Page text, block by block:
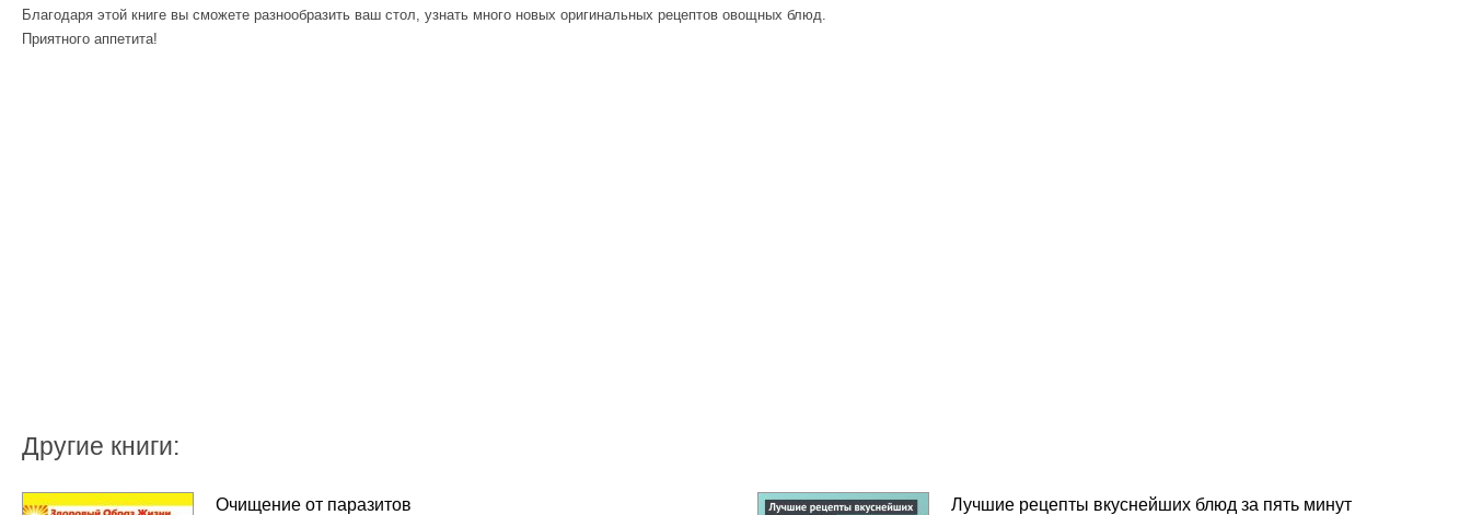
Благодаря этой книге вы сможете разнообразить ваш стол, узнать много новых оригинальных рецептов овощных блюд.
Приятного аппетита!
Другие книги:
Очищение от паразитов Лучшие рецепты вкуснейших блюд за пять минут